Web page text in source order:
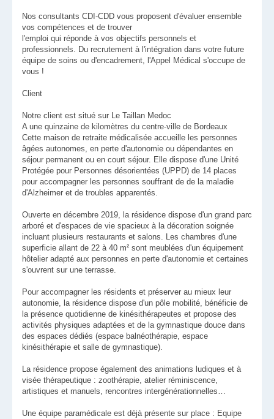
Nos consultants CDI-CDD vous proposent d'évaluer ensemble
vos compétences et de trouver
l'emploi qui réponde à vos objectifs personnels et
professionnels. Du recrutement à l'intégration dans votre future
équipe de soins ou d'encadrement, l'Appel Médical s'occupe de
vous !
Client
Notre client est situé sur Le Taillan Medoc
A une quinzaine de kilomètres du centre-ville de Bordeaux
Cette maison de retraite médicalisée accueille les personnes
âgées autonomes, en perte d'autonomie ou dépendantes en
séjour permanent ou en court séjour. Elle dispose d'une Unité
Protégée pour Personnes désorientées (UPPD) de 14 places
pour accompagner les personnes souffrant de de la maladie
d'Alzheimer et de troubles apparentés.
Ouverte en décembre 2019, la résidence dispose d'un grand parc
arboré et d'espaces de vie spacieux à la décoration soignée
incluant plusieurs restaurants et salons. Les chambres d'une
superficie allant de 22 à 40 m² sont meublées d'un équipement
hôtelier adapté aux personnes en perte d'autonomie et certaines
s'ouvrent sur une terrasse.
Pour accompagner les résidents et préserver au mieux leur
autonomie, la résidence dispose d'un pôle mobilité, bénéficie de
la présence quotidienne de kinésithérapeutes et propose des
activités physiques adaptées et de la gymnastique douce dans
des espaces dédiés (espace balnéothérapie, espace
kinésithérapie et salle de gymnastique).
La résidence propose également des animations ludiques et à
visée thérapeutique : zoothérapie, atelier réminiscence,
artistiques et manuels, rencontres intergénérationnelles…
Une équipe paramédicale est déjà présente sur place : Equipe